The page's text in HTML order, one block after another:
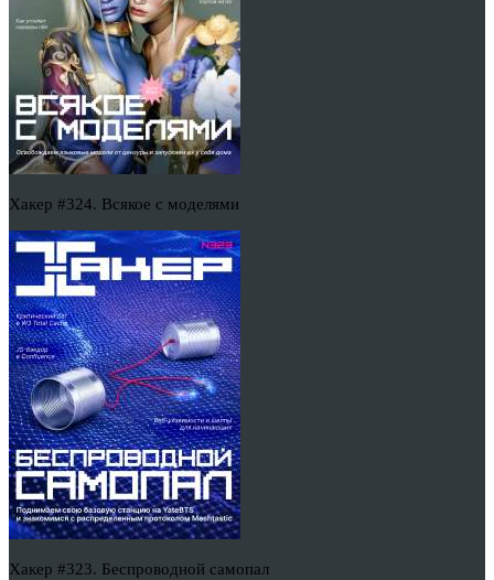
Хакер #324. Всякое с моделями
Хакер #323. Беспроводной самопал